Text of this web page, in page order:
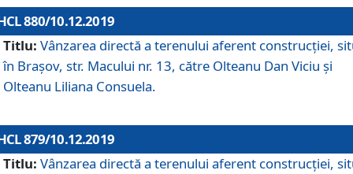
880/10.12.2019
Titlu: Vânzarea directă a terenului aferent construcției,
în Brașov, str. Macului nr. 13, către Olteanu Dan Viciu și
Olteanu Liliana Consuela.
879/10.12.2019
Titlu: Vânzarea directă a terenului aferent construcției,